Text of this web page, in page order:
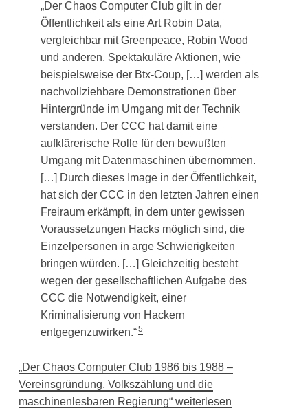
„Der Chaos Computer Club gilt in der
Öffentlichkeit als eine Art Robin Data,
vergleichbar mit Greenpeace, Robin Wood
und anderen. Spektakuläre Aktionen, wie
beispielsweise der Btx-Coup, […] werden als
nachvollziehbare Demonstrationen über
Hintergründe im Umgang mit der Technik
verstanden. Der CCC hat damit eine
aufklärerische Rolle für den bewußten
Umgang mit Datenmaschinen übernommen.
[…] Durch dieses Image in der Öffentlichkeit,
hat sich der CCC in den letzten Jahren einen
Freiraum erkämpft, in dem unter gewissen
Voraussetzungen Hacks möglich sind, die
Einzelpersonen in arge Schwierigkeiten
bringen würden. […] Gleichzeitig besteht
wegen der gesellschaftlichen Aufgabe des
CCC die Notwendigkeit, einer
Kriminalisierung von Hackern
entgegenzuwirken.“5
„Der Chaos Computer Club 1986 bis 1988 –
Vereinsgründung, Volkszählung und die
maschinenlesbaren Regierung“ weiterlesen